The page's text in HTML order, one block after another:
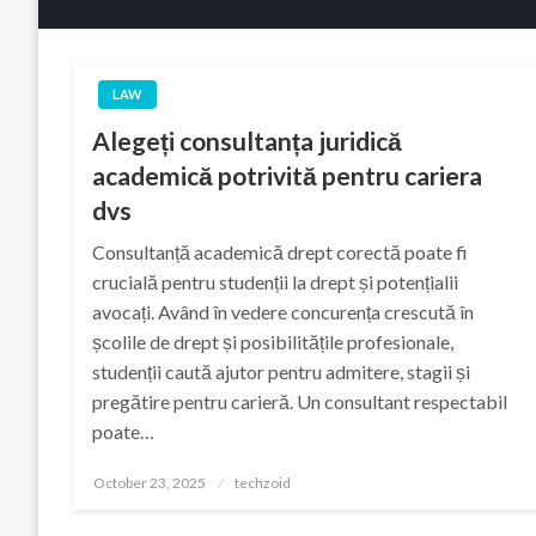
LAW
Alegeți consultanța juridică
academică potrivită pentru cariera
dvs
Consultanță academică drept corectă poate fi
crucială pentru studenții la drept și potențialii
avocați. Având în vedere concurența crescută în
școlile de drept și posibilitățile profesionale,
studenții caută ajutor pentru admitere, stagii și
pregătire pentru carieră. Un consultant respectabil
poate…
Posted
October 23, 2025 techzoid